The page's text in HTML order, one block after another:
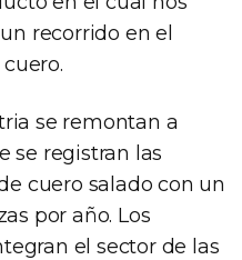
recorrido en el
se remontan a
se registran las
cuero salado con un
por año. Los
el sector de las